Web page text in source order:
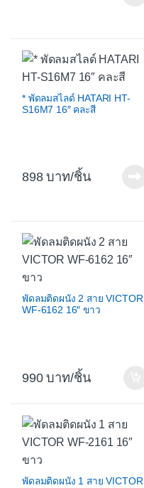
* พัดลมสไลด์ HATARI HT-
S16M7 16″ คละสี
898 /ชิ้น
พัดลมติดผนัง 2 สาย VICTOR
WF-6162 16″ ขาว
990 /ชิ้น
พัดลมติดผนัง 1 สาย VICTOR